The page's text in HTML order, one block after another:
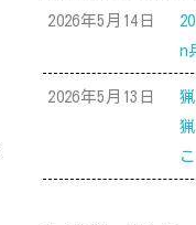
2026年5月14日
n
2026年5月13日